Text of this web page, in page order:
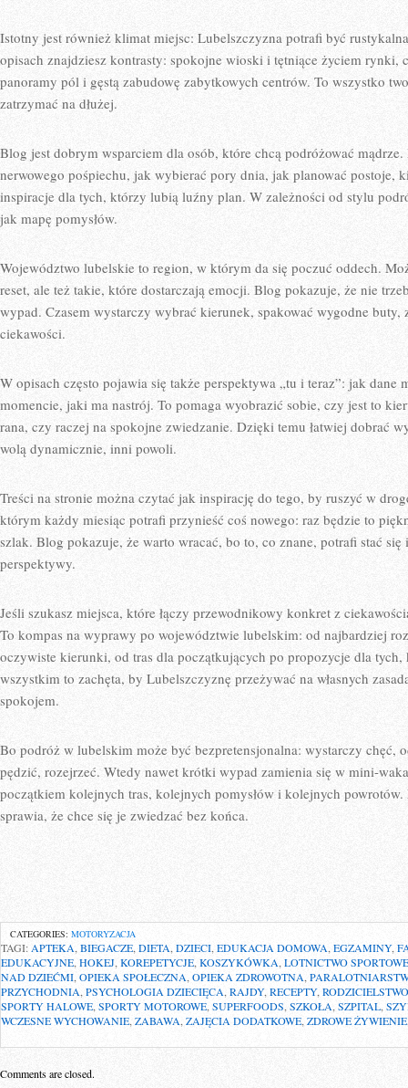
Istotny jest również klimat miejsc: Lubelszczyzna potrafi być
opisach znajdziesz kontrasty: spokojne wioski i tętniące życiem rynki,
panoramy pól i gęstą zabudowę zabytkowych centrów. To wszystko
zatrzymać na dłużej.
Blog jest dobrym wsparciem dla osób, które chcą podróżować
nerwowego pośpiechu, jak wybierać pory dnia, jak planować postoje,
inspiracje dla tych, którzy lubią luźny plan. W zależności od stylu
jak mapę pomysłów.
Województwo lubelskie to region, w którym da się poczuć oddech.
reset, ale też takie, które dostarczają emocji. Blog pokazuje, że nie
wypad. Czasem wystarczy wybrać kierunek, spakować wygodne buty,
ciekawości.
W opisach często pojawia się także perspektywa „tu i teraz”: jak dane
momencie, jaki ma nastrój. To pomaga wyobrazić sobie, czy jest to
rana, czy raczej na spokojne zwiedzanie. Dzięki temu łatwiej dobrać
wolą dynamicznie, inni powoli.
Treści na stronie można czytać jak inspirację do tego, by ruszyć w
którym każdy miesiąc potrafi przynieść coś nowego: raz będzie to
szlak. Blog pokazuje, że warto wracać, bo to, co znane, potrafi stać
perspektywy.
Jeśli szukasz miejsca, które łączy przewodnikowy konkret z
To kompas na wyprawy po województwie lubelskim: od najbardziej
oczywiste kierunki, od tras dla początkujących po propozycje dla
wszystkim to zachęta, by Lubelszczyznę przeżywać na własnych
spokojem.
Bo podróż w lubelskim może być bezpretensjonalna: wystarczy chęć,
pędzić, rozejrzeć. Wtedy nawet krótki wypad zamienia się w mini-
początkiem kolejnych tras, kolejnych pomysłów i kolejnych
sprawia, że chce się je zwiedzać bez końca.
CATEGORIES: MOTORYZACJA
TAGI: APTEKA BIEGACZE, DIETA, DZIECI EDUKACJA DOMOWA, EGZAMINY,
EDUKACYJNE HOKEJ KOREPETYCJE, KOSZYKÓWKA LOTNICTWO SPORTOWE
NAD DZIEĆMI, OPIEKA SPOŁECZNA OPIEKA ZDROWOTNA,
PRZYCHODNIA PSYCHOLOGIA DZIECIĘCA RAJDY, RECEPTY,
SPORTY HALOWE, SPORTY MOTOROWE, SUPERFOODS SZKOŁA SZPITAL
WCZESNE WYCHOWANIE ZABAWA, ZAJĘCIA DODATKOWE ZDROWE ŻYWIENIE
Comments are closed.